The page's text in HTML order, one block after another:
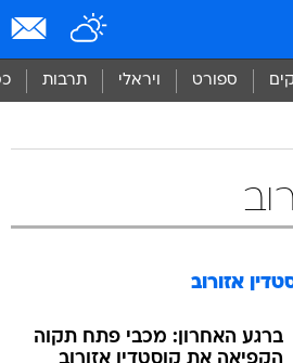
ספורט ויראלי תרבות
אזורוב
ברגע האחרון: מכבי פתח תקוה
הקפיאה את קוסטדין אזורוב